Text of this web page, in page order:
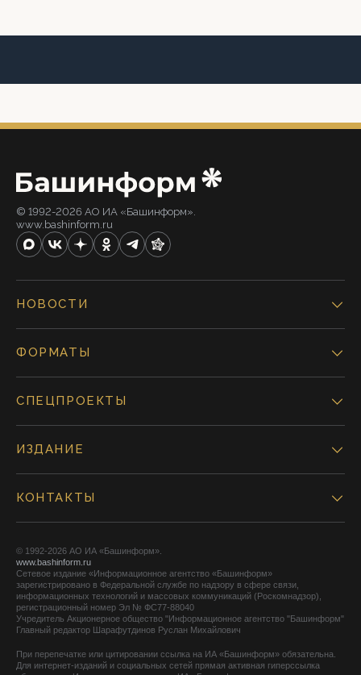
© 1992-2026 АО ИА «Башинформ».
www.bashinform.ru
НОВОСТИ
ФОРМАТЫ
СПЕЦПРОЕКТЫ
ИЗДАНИЕ
КОНТАКТЫ
© 1992-2026 АО ИА «Башинформ».
www.bashinform.ru
Сетевое издание «Информационное агентство «Башинформ»
зарегистрировано в Федеральной службе по надзору в сфере связи,
информационных технологий и массовых коммуникаций (Роскомнадзор),
регистрационный номер Эл № ФС77-88040
Учредитель Акционерное общество "Информационное агентство "Башинформ"
Главный редактор Шарафутдинов Руслан Михайлович
При перепечатке или цитировании ссылка на ИА «Башинформ» обязательна.
Для интернет-изданий и социальных сетей прямая активная гиперссылка